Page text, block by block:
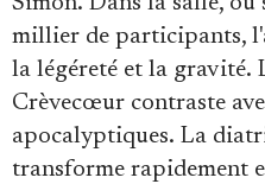
millier de participants,
la légéreté et la gravité.
Crèvecœur contraste
apocalyptiques. La
transforme rapidement